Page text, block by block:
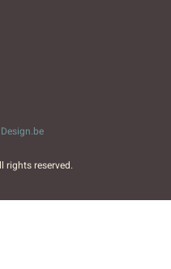
rights reserved.